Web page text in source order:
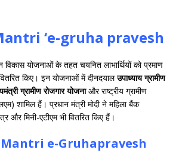
‘e-gruha pravesh
विकास योजनाओं के तहत चयनित लाभार्थियों को प्रमाण
किए। इन योजनाओं में दीनदयालउपाध्याय ग्रामीण
ग्रामीण रोजगार योजनाऔर राष्ट्रीय ग्रामीण
शामिल हैं। प्रधान मंत्री मोदी ने महिला बैंक
और मिनी-एटीएम भी वितरित किए हैं।
e-Gruhapravesh